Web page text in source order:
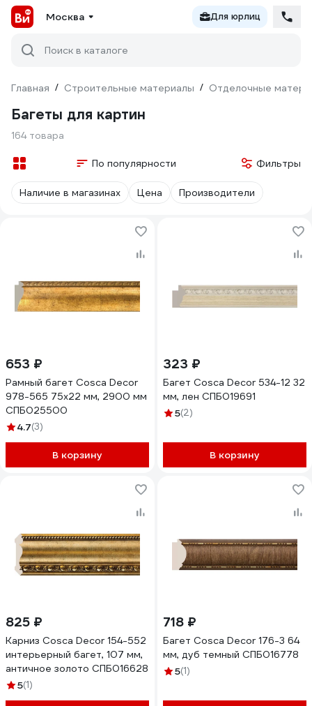
Москва Для юрлиц
Поиск в каталоге
Главная / Строительные материалы / Отделочные
Багеты для картин
164 товара
По популярности Фильтры
Наличие в магазинах Цена Производители
653 ₽
Рамный багет Cosca Decor
978-565 75x22 мм, 2900 мм
СПБ025500
4.7(3)
В корзину
323 ₽
Багет Cosca Decor 534-12 32
мм, лен СПБ019691
5(2)
В корзину
825 ₽
Карниз Cosca Decor 154-552
интерьерный багет, 107 мм,
античное золото СПБ016628
5(1)
718 ₽
Багет Cosca Decor 176-3 64
мм, дуб темный СПБ016778
5(1)